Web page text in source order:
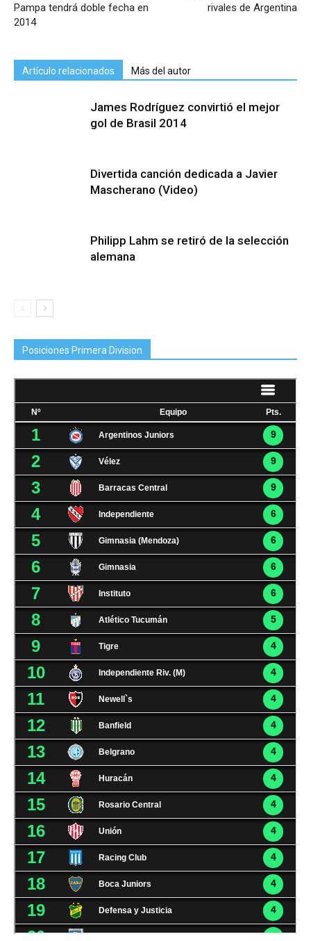
Pampa tendrá doble fecha en
2014
rivales de Argentina
Artículo relacionados Más del autor
James Rodríguez convirtió el mejor
gol de Brasil 2014
Divertida canción dedicada a Javier
Mascherano (Video)
Philipp Lahm se retiró de la selección
alemana
Posiciones Primera Division